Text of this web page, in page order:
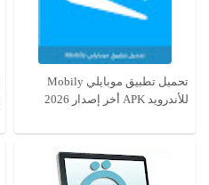
تحميل تطبيق موبايلي Mobily
للأندرويد APK أخر إصدار 2026